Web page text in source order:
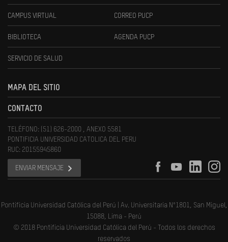
CAMPUS VIRTUAL CORREO PUCP
BIBLIOTECA AGENDA PUCP
SERVICIO DE SALUD
MAPA DEL SITIO
CONTACTO
TELÉFONO: (51) 626-2000 , ANEXO 5581
PONTIFICIA UNIVERSIDAD CATOLICA DEL PERU
RUC: 20155945860
ENVIAR MENSAJE
Pontificia Universidad Católica del Perú | Av. Universitaria N°1801, San Miguel,
15088, Lima - Perú
© 2018 Pontificia Universidad Católica del Perú - Todos los derechos
reservados